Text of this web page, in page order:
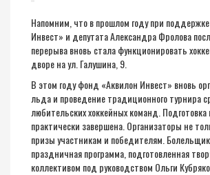
Напомним, что в прошлом году при
Инвест» и депутата Александра Фролова
перерыва вновь стала функционировать
дворе на ул. Галушина, 9.
В этом году фонд «Аквилон Инвест» вновь
льда и проведение традиционного турнира
любительских хоккейных команд. Подготовка
практически завершена. Организаторы не
призы участникам и победителям.
праздничная программа, подготовленная
коллективом под руководством Ольги